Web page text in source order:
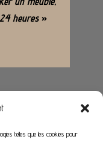
telles que les cookies pour
heures »